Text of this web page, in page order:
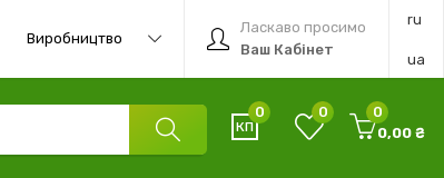
ru
ua
Ласкаво просимо
Ваш Кабінет
Виробництво
0 0
0
0,00 ₴